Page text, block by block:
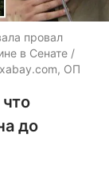
провал
в Сенате /
ОП
до